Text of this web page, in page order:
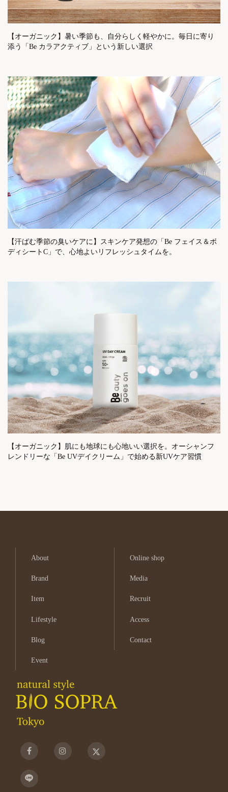
【オーガニック】暑い季節も、自分らしく軽やかに。毎日に寄り
添う「Be カラアクティブ」という新しい選択
【汗ばむ季節の臭いケアに】スキンケア発想の「Be フェイス＆ボ
ディシートC」で、心地よいリフレッシュタイムを。
【オーガニック】肌にも地球にも心地いい選択を。オーシャンフ
レンドリーな「Be UVデイクリーム」で始める新UVケア習慣
About
Brand
Item
Lifestyle
Blog
Event
Online shop
Media
Recruit
Access
Contact